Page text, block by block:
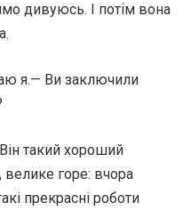
дивуюсь. І потім вона
я.— Ви заключили
такий хороший
велике горе: вчора
прекрасні роботи